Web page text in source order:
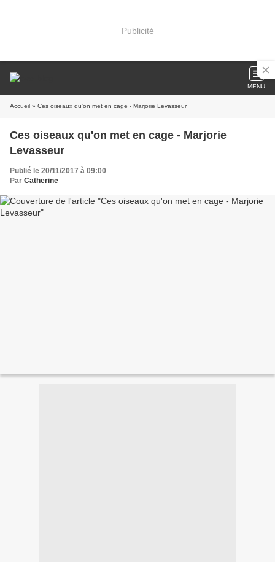
Publicité
MENU
Accueil » Ces oiseaux qu'on met en cage - Marjorie Levasseur
Ces oiseaux qu'on met en cage - Marjorie
Levasseur
Publié le 20/11/2017 à 09:00
Par Catherine